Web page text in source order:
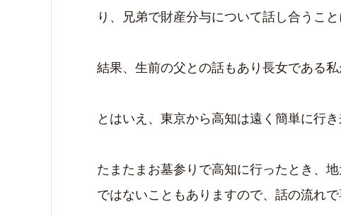
り、兄弟で財産分与について話し合うこと
結果、生前の父との話もあり長女である
とはいえ、東京から高知は遠く簡単に行
たまたまお墓参りで高知に行ったとき、
ではないこともありますので、話の流れ